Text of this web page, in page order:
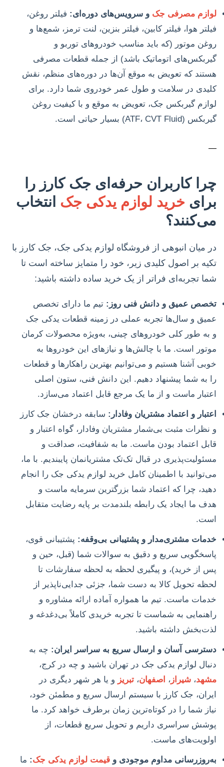
لوازم مصرفی جک و سرویس‌های دوره‌ای: فیلتر روغن،
فیلتر هوا، فیلتر کابین، فیلتر بنزین، لنت ترمز، شمع‌ها و
روغن موتور (که باید مناسب خودروهای توربو و
گیربکس‌های اتوماتیک باشد) از جمله قطعات مصرفی
هستند که تعویض به موقع آن‌ها در دوره‌های منظم، نقش
کلیدی در سلامت و طول عمر خودروی شما دارد. برای
لوازم گیربکس جک، تعویض به موقع و با کیفیت روغن
گیربکس (ATF، CVT Fluid) بسیار حیاتی است.
—
چرا کاربران حرفه‌ای جک کارز را
برای خرید لوازم یدکی جک انتخاب
می‌کنند؟
در میان انبوهی از فروشگاه لوازم یدکی جک، جک کارز با
تکیه بر اصول کلیدی زیر، خود را متمایز ساخته است تا
شما تجربه‌ای فراتر از یک خرید ساده داشته باشید:
تخصص عمیق و دانش فنی روز: تیم ما دارای تخصص
عمیق و سال‌ها تجربه عملی در زمینه قطعات یدکی جک
و به طور کلی خودروهای چینی، به‌ویژه محصولات کرمان
موتور است. ما با چالش‌ها و نیازهای این خودروها به
خوبی آشنا هستیم و می‌توانیم بهترین راهکارها و قطعات
را به شما پیشنهاد دهیم. این دانش فنی، ستون اصلی
اعتبار ماست و از ما یک مرجع قابل اعتماد می‌سازد.
اعتبار و اعتماد مشتریان وفادار: سابقه درخشان جک کارز
و نظرات مثبت بی‌شمار مشتریان وفادار، گواه اعتبار و
قابل اعتماد بودن ماست. ما به شفافیت، صداقت و
مسئولیت‌پذیری در قبال تک‌تک مشتریانمان پایبندیم. با ما،
می‌توانید با اطمینان کامل خرید لوازم یدکی جک را انجام
دهید، چرا که اعتماد شما بزرگترین سرمایه ماست و
هدف ما ایجاد یک رابطه بلندمدت بر پایه رضایت متقابل
است.
خدمات مشتری‌مدار و پشتیبانی بی‌وقفه: پشتیبانی قوی،
پاسخگویی سریع و دقیق به سوالات شما (قبل، حین و
پس از خرید)، و پیگیری لحظه به لحظه سفارشات تا
لحظه تحویل کالا به دست شما، جزئی جدایی‌ناپذیر از
خدمات ماست. تیم ما همواره آماده ارائه مشاوره و
راهنمایی به شماست تا تجربه خریدی کاملاً بی‌دغدغه و
لذت‌بخش داشته باشید.
دسترسی آسان و ارسال سریع به سراسر ایران: چه به
دنبال لوازم یدکی جک در تهران باشید و چه در کرج،
مشهد، شیراز ، اصفهان، تبریز و یا هر شهر دیگری در
ایران، جک کارز با سیستم ارسال سریع و مطمئن خود،
نیاز شما را در کوتاه‌ترین زمان برطرف خواهد کرد. ما
پوشش سراسری داریم و تحویل سریع قطعات، از
اولویت‌های ماست.
به‌روزرسانی مداوم موجودی و قیمت لوازم یدکی جک: ما